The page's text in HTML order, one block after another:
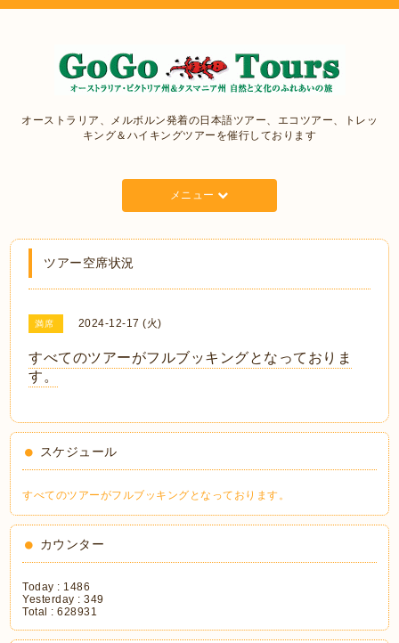
オーストラリア、メルボルン発着の日本語ツアー、エコツアー、トレッ
キング＆ハイキングツアーを催行しております
メニュー
ツアー空席状況
満席 2024-12-17 (火)
すべてのツアーがフルブッキングとなっておりま
す。
スケジュール
すべてのツアーがフルブッキングとなっております。
カウンター
Today : 1486
Yesterday :349
Total :628931